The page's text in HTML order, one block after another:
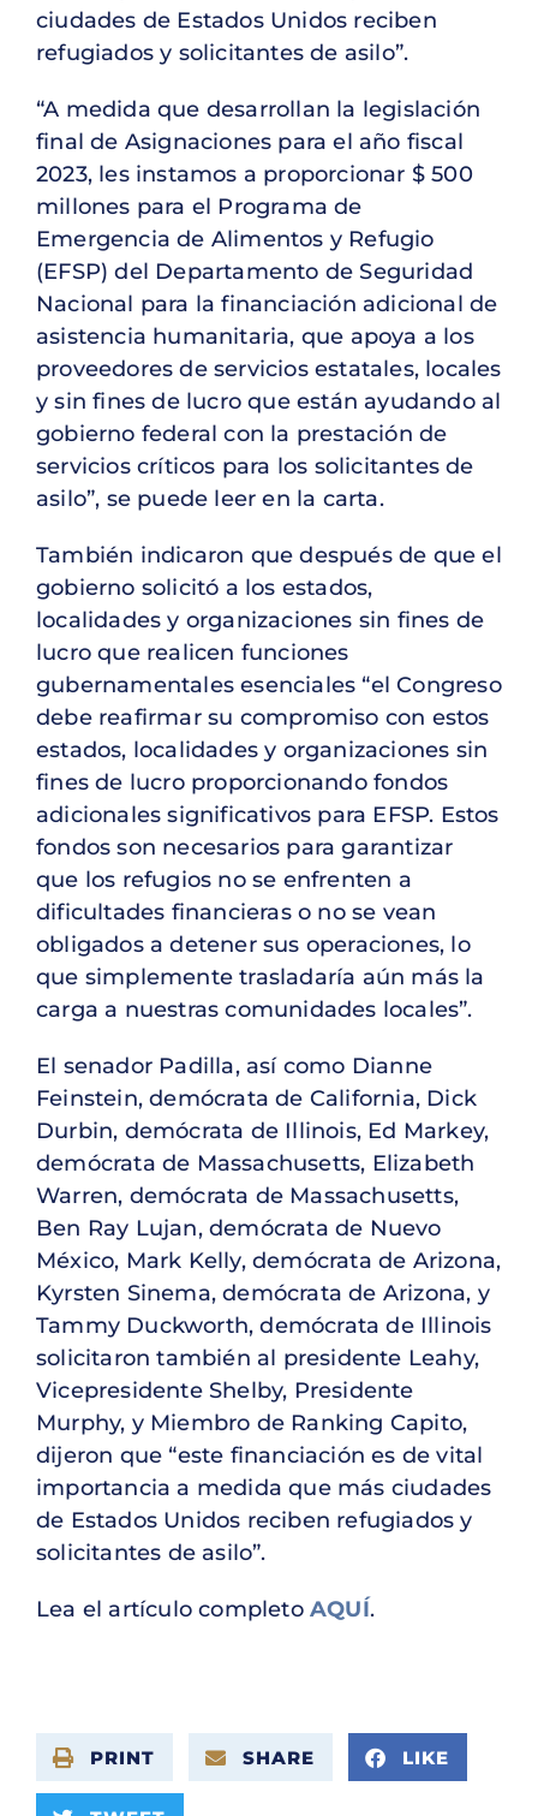
ciudades de Estados Unidos reciben
refugiados y solicitantes de asilo”.
“A medida que desarrollan la legislación
final de Asignaciones para el año fiscal
2023, les instamos a proporcionar $ 500
millones para el Programa de
Emergencia de Alimentos y Refugio
(EFSP) del Departamento de Seguridad
Nacional para la financiación adicional de
asistencia humanitaria, que apoya a los
proveedores de servicios estatales, locales
y sin fines de lucro que están ayudando al
gobierno federal con la prestación de
servicios críticos para los solicitantes de
asilo”, se puede leer en la carta.
También indicaron que después de que el
gobierno solicitó a los estados,
localidades y organizaciones sin fines de
lucro que realicen funciones
gubernamentales esenciales “el Congreso
debe reafirmar su compromiso con estos
estados, localidades y organizaciones sin
fines de lucro proporcionando fondos
adicionales significativos para EFSP. Estos
fondos son necesarios para garantizar
que los refugios no se enfrenten a
dificultades financieras o no se vean
obligados a detener sus operaciones, lo
que simplemente trasladaría aún más la
carga a nuestras comunidades locales”.
El senador Padilla, así como Dianne
Feinstein, demócrata de California, Dick
Durbin, demócrata de Illinois, Ed Markey,
demócrata de Massachusetts, Elizabeth
Warren, demócrata de Massachusetts,
Ben Ray Lujan, demócrata de Nuevo
México, Mark Kelly, demócrata de Arizona,
Kyrsten Sinema, demócrata de Arizona, y
Tammy Duckworth, demócrata de Illinois
solicitaron también al presidente Leahy,
Vicepresidente Shelby, Presidente
Murphy, y Miembro de Ranking Capito,
dijeron que “este financiación es de vital
importancia a medida que más ciudades
de Estados Unidos reciben refugiados y
solicitantes de asilo”.
Lea el artículo completo AQUÍ.
PRINT SHARE LIKE